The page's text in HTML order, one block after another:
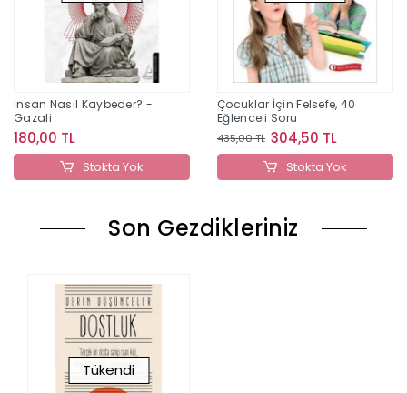
İnsan Nasıl Kaybeder? -
Gazali
180,00 TL
Stokta Yok
Çocuklar İçin Felsefe, 40
Eğlenceli Soru
435,00 TL 304,50 TL
Stokta Yok
Son Gezdikleriniz
Tükendi